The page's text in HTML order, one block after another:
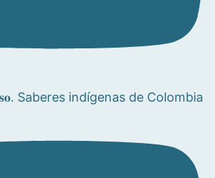
Saberes indígenas de Colombia